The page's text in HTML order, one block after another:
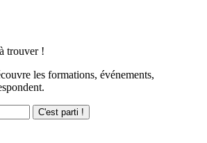
trouver !
les formations, événements,
C'est parti !